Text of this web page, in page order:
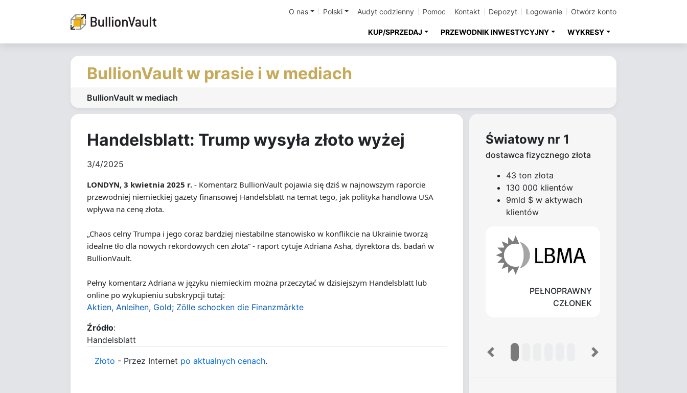
O nas Polski Audyt codzienny Pomoc Kontakt Depozyt Logowanie Otwórz konto
KUP/SPRZEDAJ PRZEWODNIK INWESTYCYJNY WYKRESY
BullionVault w prasie i w mediach
BullionVault w mediach
Handelsblatt: Trump wysyła złoto wyżej
3/4/2025
LONDYN, 3 kwietnia 2025 r. - Komentarz BullionVault pojawia się dziś w najnowszym raporcie
przewodniej niemieckiej gazety finansowej Handelsblatt na temat tego, jak polityka handlowa USA
wpływa na cenę złota.
„Chaos celny Trumpa i jego coraz bardziej niestabilne stanowisko w konflikcie na Ukrainie tworzą
idealne tło dla nowych rekordowych cen złota” - raport cytuje Adriana Asha, dyrektora ds. badań w
BullionVault.
Pełny komentarz Adriana w języku niemieckim można przeczytać w dzisiejszym Handelsblatt lub
online po wykupieniu subskrypcji tutaj:
Aktien, Anleihen, Gold; Zölle schocken die Finanzmärkte
Źródło:
Handelsblatt
Złoto - Przez Internet po aktualnych cenach.
Światowy nr 1
dostawca fizycznego złota
43 ton złota
130 000 klientów
9mld $ w aktywach
klientów
PEŁNOPRAWNY
CZŁONEK
Previous Next